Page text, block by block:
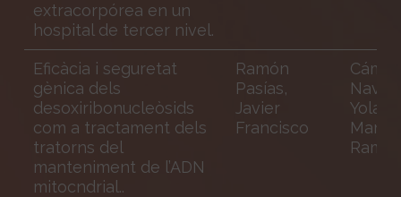
extracorpórea en un
hospital de tercer nivel.
Eficàcia i seguretat
gènica dels
desoxiribonucleòsids
com a tractament dels
tratorns del
manteniment de l’ADN
mitocndrial..
Ramón
Pasías,
Javier
Francisco
Martí